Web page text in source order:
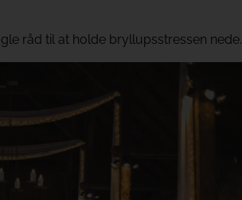
råd til at holde bryllupsstressen nede.